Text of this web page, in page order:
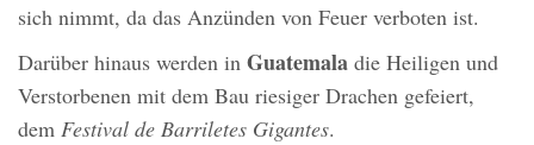
sich nimmt, da das Anzünden von Feuer verboten ist.
Darüber hinaus werden in Guatemala die Heiligen und
Verstorbenen mit dem Bau riesiger Drachen gefeiert,
dem Festival de Barriletes Gigantes.